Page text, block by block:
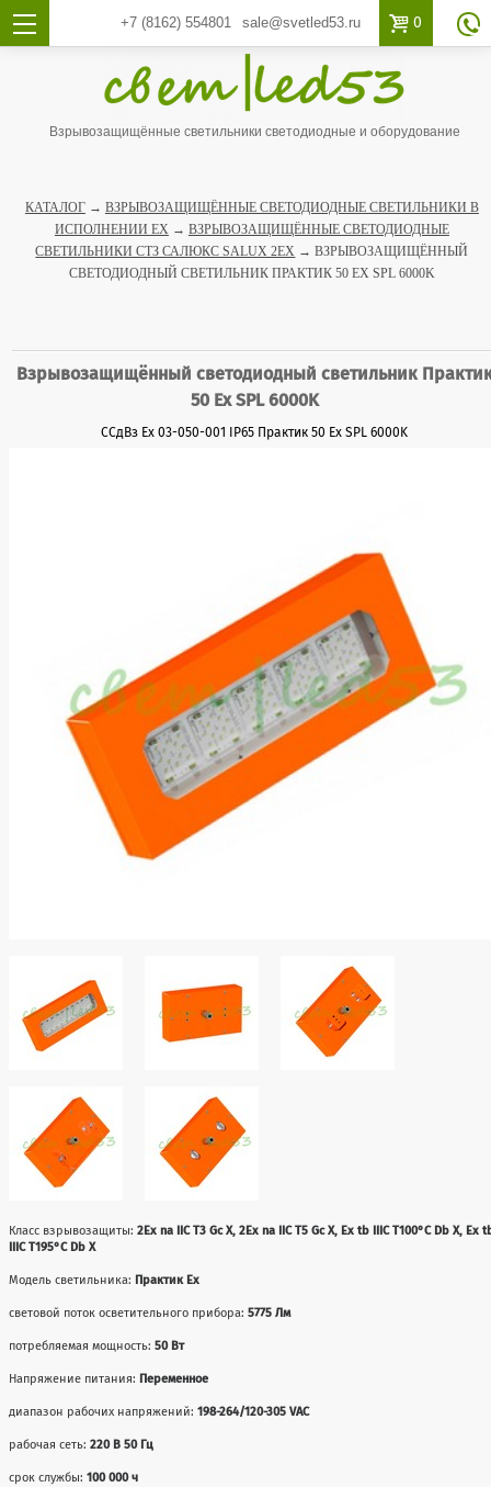
+7 (8162)554801 sale@svetled53.ru  0 
Взрывозащищённые светильники светодиодные и оборудование
КАТАЛОГ→ ВЗРЫВОЗАЩИЩЁННЫЕ СВЕТОДИОДНЫЕ СВЕТИЛЬНИКИ В
ИСПОЛНЕНИИ EX→ ВЗРЫВОЗАЩИЩЁННЫЕ СВЕТОДИОДНЫЕ
СВЕТИЛЬНИКИ СТЗ САЛЮКС SALUX 2EX → ВЗРЫВОЗАЩИЩЁННЫЙ
СВЕТОДИОДНЫЙ СВЕТИЛЬНИК ПРАКТИК 50 ЕХ SPL 6000K
Взрывозащищённый светодиодный светильник
50 Ех SPL 6000K
ССдВз Ех 03-050-001 IP65 Практик 50 Ех SPL 6000K
Класс взрывозащиты:2Ex na IIC T3 Gc X, 2Ex na IIC T5 Gc X, Ex tb IIIC T100°C Db X, Ex
IIIC T195°C Db X
Модель светильника: Практик Ex
световой поток осветительного прибора:5775 Лм
потребляемая мощность:50 Вт
Напряжение питания: Переменное
диапазон рабочих напряжений:198-264/120-305 VAC
рабочая сеть:220 В 50 Гц
срок службы:100 000 ч